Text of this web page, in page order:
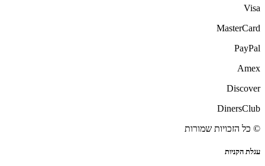
Visa
MasterCard
PayPal
Amex
Discover
DinersClub
© כל הזכויות שמורות
עגלת הקניות